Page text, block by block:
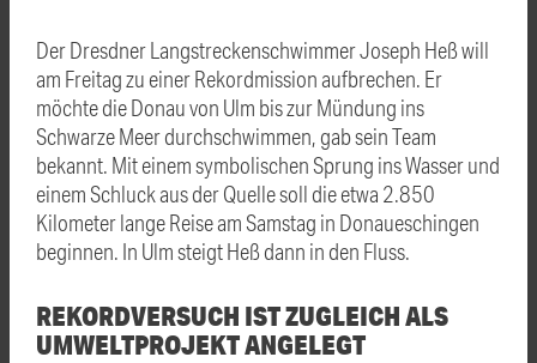
Der Dresdner Langstreckenschwimmer Joseph Heß will
am Freitag zu einer Rekordmission aufbrechen. Er
möchte die Donau von Ulm bis zur Mündung ins
Schwarze Meer durchschwimmen, gab sein Team
bekannt. Mit einem symbolischen Sprung ins Wasser und
einem Schluck aus der Quelle soll die etwa 2.850
Kilometer lange Reise am Samstag in Donaueschingen
beginnen. In Ulm steigt Heß dann in den Fluss.
REKORDVERSUCH IST ZUGLEICH ALS
UMWELTPROJEKT ANGELEGT